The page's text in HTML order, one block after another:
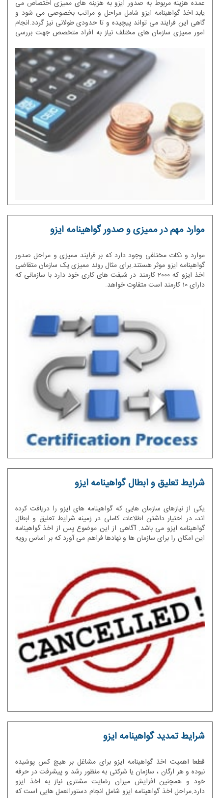
عمده هزینه مربوط به صدور ایزو به هزینه های ممیزی اختصاص می
یابد.اخذ گواهینامه ایزو شامل مراحل و مراتب بخصوصی می شود و
گاهی این فرایند می تواند پیچیده و تا حدودی طولانی نیز گردد.انجام
امور ممیزی سازمان های مختلف نیاز به افراد متخصص جهت بررسی
موارد مهم در ممیزی و صدور گواهینامه ایزو
موارد و نکات مختلفی وجود دارد که بر فرایند ممیزی و مراحل صدور
گواهینامه ایزو موثر هستند.برای مثال روند ممیزی یک سازمان متقاضی
اخذ ایزو که 2000 کارمند در شیفت های کاری خود دارد با سازمانی که
دارای 10 کارمند است متفاوت خواهد.
شرایط تعلیق و ابطال گواهینامه ایزو
یکی از نیازهای سازمان هایی که گواهینامه های ایزو را دریافت کرده
اند، در اختیار داشتن اطلاعات کاملی در زمینه شرایط تعلیق و ابطال
گواهینامه ایزو می باشد. آگاهی از این موضوع پس از اخذ گواهینامه
این امکان را برای سازمان ها و نهادها فراهم می آورد که بر اساس رویه
شرایط تمدید گواهینامه ایزو
قطعا اهمیت اخذ گواهینامه ایزو برای مشاغل بر هیچ کس پوشیده
نبوده و هر ارگان ، سازمان یا شرکتی به منظور رشد و پیشرفت در حرفه
خود و همچنین افزایش میزان رضایت مشتری نیاز به اخذ ایزو
دارد.مراحل اخذ گواهینامه ایزو شامل انجام دستورالعمل هایی است که